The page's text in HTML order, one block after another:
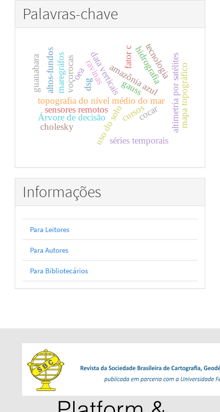
Palavras-chave
data verticais
topografia do nível médio do mar
amazônia azul
voçorocas ravinas
uso do solo
Árvore de decisão altimetria por satélitesmapa topográfico
séries temporais
maregráfos
sensores remotos
hidrografia
altos-fundos
cocar
dsg
fator c
gauss
cholesky
tecnologia
oea
cursos
guanabara
Informações
Para Leitores
Para Autores
Para Bibliotecários